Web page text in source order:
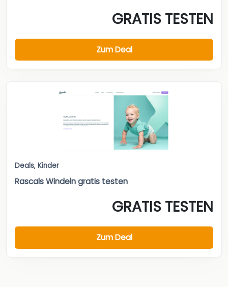
GRATIS TESTEN
Zum Deal
Deals, Kinder
Rascals Windeln gratis testen
GRATIS TESTEN
Zum Deal